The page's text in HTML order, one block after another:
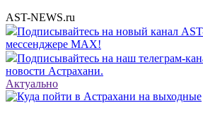
AST-NEWS.ru
Подписывайтесь на новый канал
мессенджере MAX!
Подписывайтесь на наш телеграм-
новости Астрахани.
Актуально